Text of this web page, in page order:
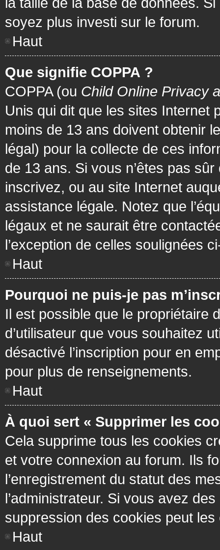
soyez plus investi sur le forum.
Haut
Que signifie COPPA ?
COPPA (ou Child Online Privacy
Unis qui dit que les sites Internet
moins de 13 ans doivent obtenir
légal) pour la collecte de ces
de 13 ans. Si vous n’êtes pas
inscrivez, ou au site Internet
assistance légale. Notez que
légaux et ne saurait être
l’exception de celles soulignées
Haut
Pourquoi ne puis-je pas
Il est possible que le propriétaire
d’utilisateur que vous souhaitez
désactivé l’inscription pour en
pour plus de renseignements.
Haut
À quoi sert « Supprimer les
Cela supprime tous les cookies
et votre connexion au forum. Ils
l’enregistrement du statut des
l’administrateur. Si vous avez
suppression des cookies peut les
Haut